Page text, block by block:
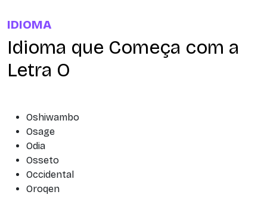
IDIOMA
Idioma que Começa com a
Letra O
Oshiwambo
Osage
Odia
Osseto
Occidental
Oroqen